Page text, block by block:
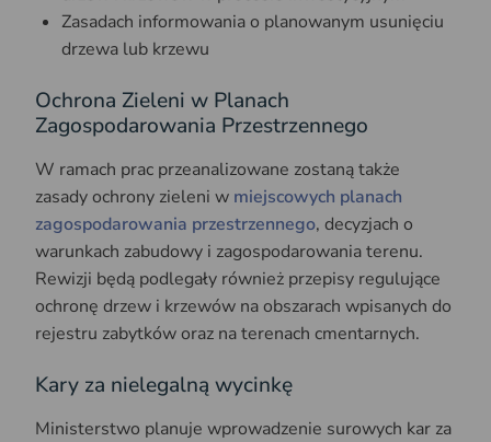
Zasadach informowania o planowanym usunięciu
drzewa lub krzewu
Ochrona Zieleni w Planach
Zagospodarowania Przestrzennego
W ramach prac przeanalizowane zostaną także
zasady ochrony zieleni w miejscowych planach
zagospodarowania przestrzennego, decyzjach o
warunkach zabudowy i zagospodarowania terenu.
Rewizji będą podlegały również przepisy regulujące
ochronę drzew i krzewów na obszarach wpisanych do
rejestru zabytków oraz na terenach cmentarnych.
Kary za nielegalną wycinkę
Ministerstwo planuje wprowadzenie surowych kar za